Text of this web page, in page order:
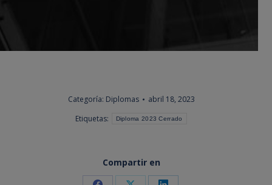
Categoría: Diplomas
abril 18, 2023
Etiquetas:
Diploma 2023 Cerrado
Compartir en